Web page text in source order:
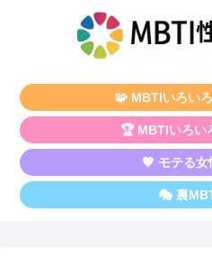
🧩 MBTIいろい
🏆 MBTIいろい
💖 モテる女
🎭 裏